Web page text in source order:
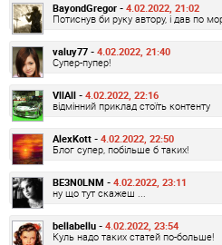
BayondGregor - 4.02.2022, 21:02
Потиснув би руку автору, і дав по
valuy77 - 4.02.2022, 21:40
Супер-пупер!
VllAll - 4.02.2022, 22:16
відмінний приклад стоїть контенту
AlexKott - 4.02.2022, 22:50
Блог супер, побільше б таких!
BE3N0LNM - 4.02.2022, 23:11
ну що тут скажеш ...
bellabellu - 4.02.2022, 23:54
Куль надо таких статей по-больше!